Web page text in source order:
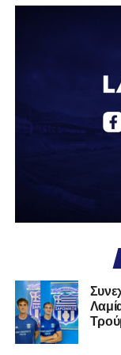
φαίνονται
καλό που κάποτε
το κρατάς στη
αν πρέπει να το
δείχνει να μην
φίλαθλοι και
Ασχολούνται
παρά με τις
στον διπλανό το
ομπρέλα μέσα